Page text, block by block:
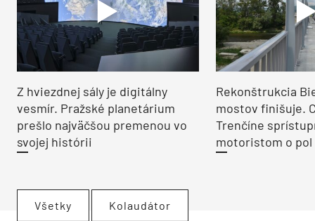
Z hviezdnej sály je digitálny
vesmír. Pražské planetárium
prešlo najväčšou premenou vo
svojej histórii
Rekonštrukcia
mostov finišuje.
Trenčíne
motoristom o pol
Všetky Kolaudátor